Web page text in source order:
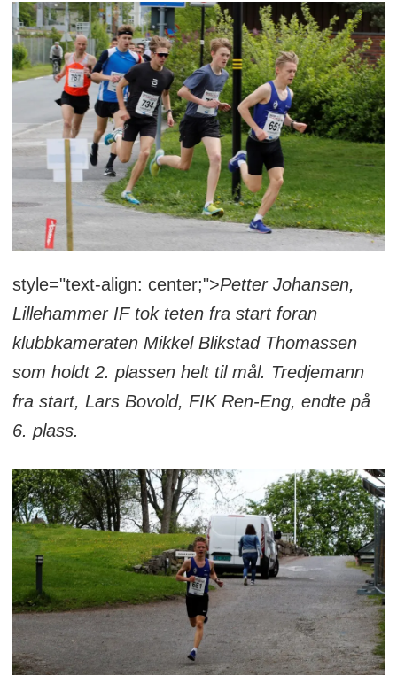
style="text-align: center;">Petter Johansen,
Lillehammer IF tok teten fra start foran
klubbkameraten Mikkel Blikstad Thomassen
som holdt 2. plassen helt til mål. Tredjemann
fra start, Lars Bovold, FIK Ren-Eng, endte på
6. plass.